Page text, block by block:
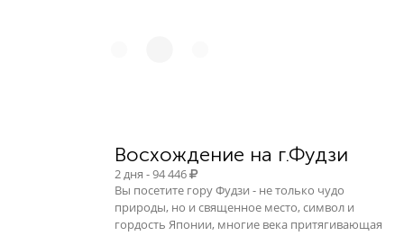
Восхождение на г.Фудзи
2 дня - 94 446
Вы посетите гору Фудзи - не только чудо
природы, но и священное место, символ и
гордость Японии, многие века притягивающая